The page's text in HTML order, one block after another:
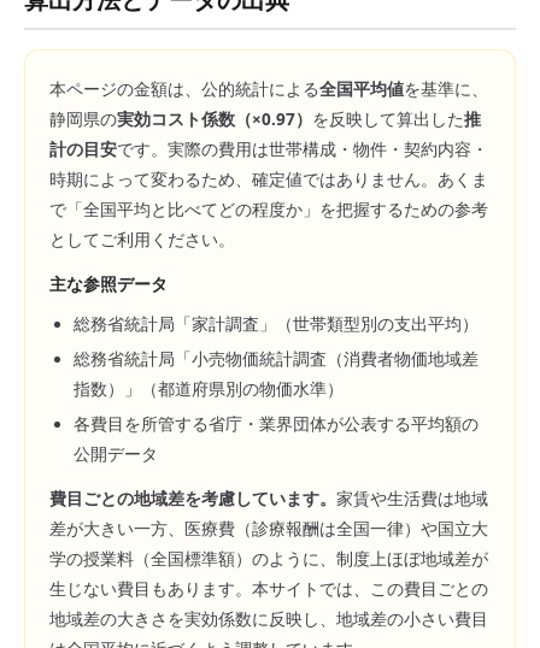
本ページの金額は、公的統計による全国平均値を基準に、
静岡県の実効コスト係数（×0.97） を反映して算出した推
計の目安です。実際の費用は世帯構成・物件・契約内容・
時期によって変わるため、確定値ではありません。あくま
で「全国平均と比べてどの程度か」を把握するための参考
としてご利用ください。
主な参照データ
総務省統計局「家計調査」（世帯類型別の支出平均）
総務省統計局「小売物価統計調査（消費者物価地域差
指数）」（都道府県別の物価水準）
各費目を所管する省庁・業界団体が公表する平均額の
公開データ
費目ごとの地域差を考慮しています。 家賃や生活費は地域
差が大きい一方、医療費（診療報酬は全国一律）や国立大
学の授業料（全国標準額）のように、制度上ほぼ地域差が
生じない費目もあります。本サイトでは、この費目ごとの
地域差の大きさを実効係数に反映し、地域差の小さい費目